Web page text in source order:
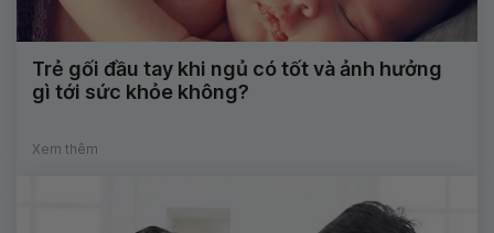
Trẻ gối đầu tay khi ngủ có tốt và ảnh hưởng
gì tới sức khỏe không?
Xem thêm